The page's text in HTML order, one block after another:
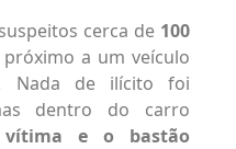
cerca de 100
a um veículo
Nada de ilícito foi
dentro do carro
vítima e o bastão